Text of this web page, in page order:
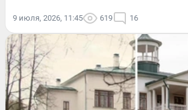
9 июля, 2026, 11:45 619 16